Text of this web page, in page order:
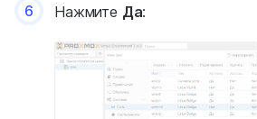
6 Нажмите Да: